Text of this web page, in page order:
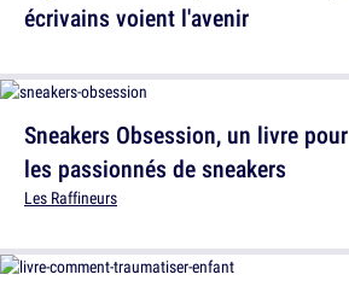
Sneakers Obsession, un livre pour
les passionnés de sneakers
Les Raffineurs
écrivains voient l'avenir